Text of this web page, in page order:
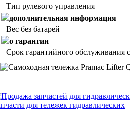
Тип рулевого управления
дополнительная информация
Вес без батарей
о гарантии
Срок гарантийного обслуживания
для тележек гидравлических